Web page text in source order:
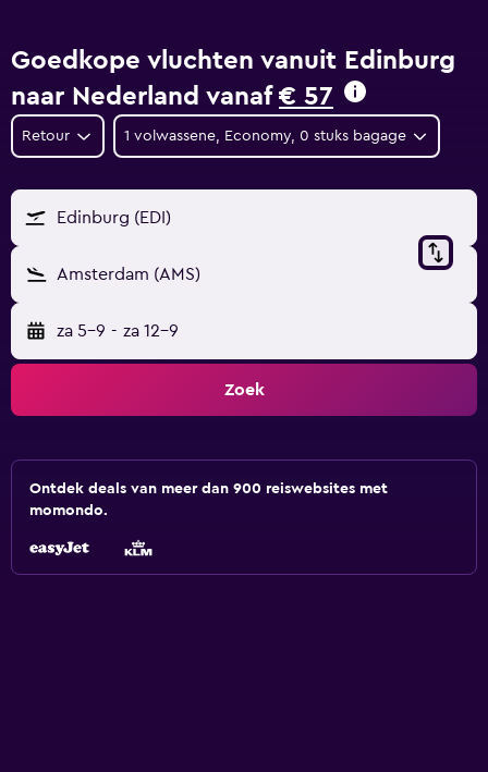
Goedkope vluchten vanuit Edinburg
naar Nederland vanaf € 57
Retour 1 volwassene, Economy, 0 stuks bagage
Edinburg (EDI)
Amsterdam (AMS)
za 5-9 - za 12-9
Zoek
Ontdek deals van meer dan 900 reiswebsites met
momondo.